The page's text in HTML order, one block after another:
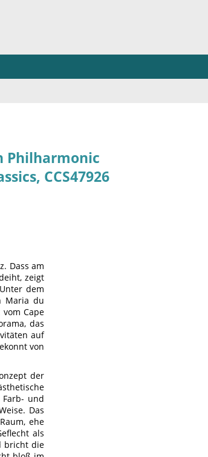
Philharmonic
CCS47926
Dass am
zeigt
dem
Maria du
Cape
das
auf
von
der
und
Das
ehe
als
bricht die